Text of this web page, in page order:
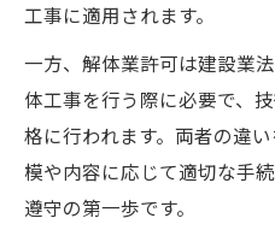
建設業法における
500万円未満なら解体
解体工事が500万
解説
請負金額と解体業
工事に適用されます。
一方、解体業許可は建設業
体工事を行う際に必要で、
格に行われます。両者の違
模や内容に応じて適切な手
遵守の第一歩です。